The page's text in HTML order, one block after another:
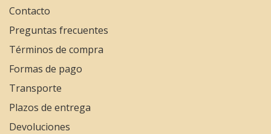
Contacto
Preguntas frecuentes
Términos de compra
Formas de pago
Transporte
Plazos de entrega
Devoluciones